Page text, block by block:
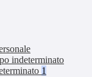
indeterminato
1